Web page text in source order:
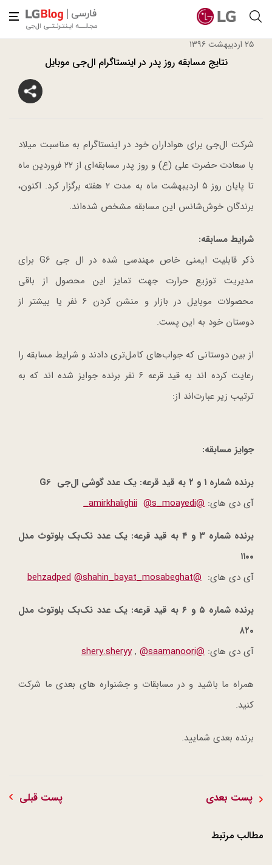
۲۵ اردیبهشت ۱۳۹۶
نتایج مسابقه روز پدر در اینستاگرام ال‌جی موبایل
شرکت ال‌جی برای هواداران خود در اینستاگرام به مناسبت میلاد
با سعادت حضرت علی (ع) و روز پدر مسابقه‌ای از ۲۲ فروردین ماه
تا پایان روز ۵ اردیبهشت ماه به مدت ۲ هفته برگزار کرد.
اکنون،
برندگان خوش‌شانس این مسابقه مشخص شده‌اند.
شرایط مسابقه:
ذکر قابلیت ایمنی خاص مهندسی شده در ال جی G6 برای
مدیریت توزیع حرارت جهت تمایز این محصول از باقی
محصولات موبایل در بازار و منشن کردن ۶ نفر یا بیشتر از
دوستان خود به این پست.
از بین دوستانی که جواب‌های کامل‌تری دادند و شرایط مسابقه را
رعایت کرده اند به قید قرعه ۶ نفر برنده جوایز شده اند که به
ترتیب زیر عبارت‌اند از:
جوایز مسابقه:
برنده شماره ۱ و ۲ به قید قرعه: یک عدد گوشی ال‌جی
آی دی های: @amirkhalighii
@s_moayedi_
برنده شماره ۳ و ۴ به قید قرعه: یک عدد نک‌بک بلوتوث مدل
۱۱۰۰
آی دی های: @behzadped
@shahin_bayat_mosabeghat
برنده شماره ۵ و ۶ به قید قرعه: یک عدد نک‌بک بلوتوث مدل
۸۲۰
آی دی های: @shery.sheryy
, @saamanoori
همراه ما باشید و در مسابقات و جشنواره های بعدی ما شرکت
کنید.
برنده بعدی شمایید.
پست قبلی پست بعدی
مطالب مرتبط